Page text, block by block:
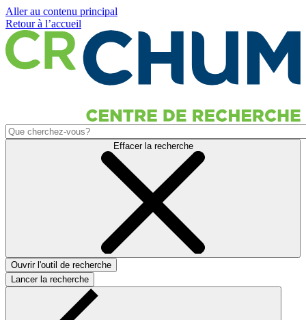
Aller au contenu principal
Retour à l’accueil
Effacer la recherche
Ouvrir l'outil de recherche
Lancer la recherche